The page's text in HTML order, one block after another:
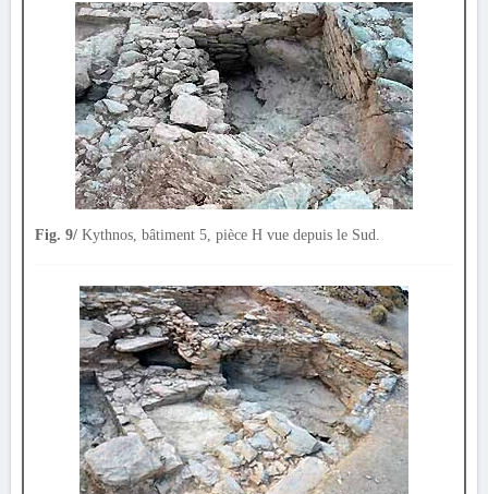
Fig. 9/ Kythnos, bâtiment 5, pièce Η vue depuis le Sud.